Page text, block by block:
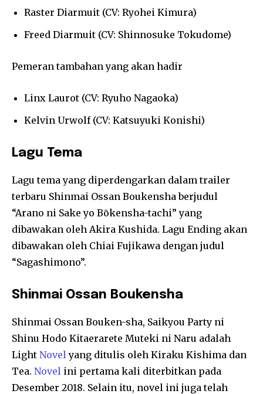
Raster Diarmuit (CV: Ryohei Kimura)
Freed Diarmuit (CV: Shinnosuke Tokudome)
Pemeran tambahan yang akan hadir
Linx Laurot (CV: Ryuho Nagaoka)
Kelvin Urwolf (CV: Katsuyuki Konishi)
Lagu Tema
Lagu tema yang diperdengarkan dalam trailer
terbaru Shinmai Ossan Boukensha berjudul
“Arano ni Sake yo Bōkensha-tachi” yang
dibawakan oleh Akira Kushida. Lagu Ending akan
dibawakan oleh Chiai Fujikawa dengan judul
“Sagashimono”.
Shinmai Ossan Boukensha
Shinmai Ossan Bouken-sha, Saikyou Party ni
Shinu Hodo Kitaerarete Muteki ni Naru adalah
Light Novel yang ditulis oleh Kiraku Kishima dan
Tea. Novel ini pertama kali diterbitkan pada
Desember 2018. Selain itu, novel ini juga telah